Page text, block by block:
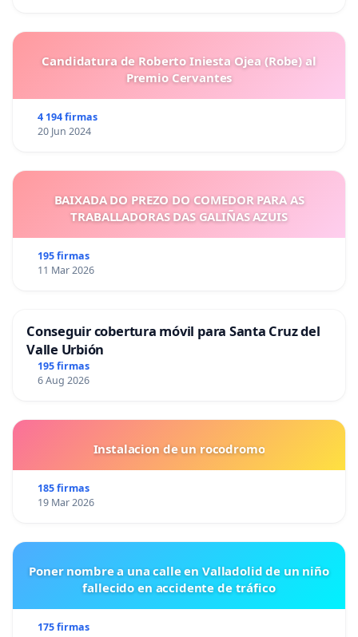
Candidatura de Roberto Iniesta Ojea (Robe) al
Premio Cervantes
4 194 firmas
20 Jun 2024
BAIXADA DO PREZO DO COMEDOR PARA AS
TRABALLADORAS DAS GALIÑAS AZUIS
195 firmas
11 Mar 2026
Conseguir cobertura móvil para Santa Cruz del
Valle Urbión
195 firmas
6 Aug 2026
Instalacion de un rocodromo
185 firmas
19 Mar 2026
Poner nombre a una calle en Valladolid de un niño
fallecido en accidente de tráfico
175 firmas